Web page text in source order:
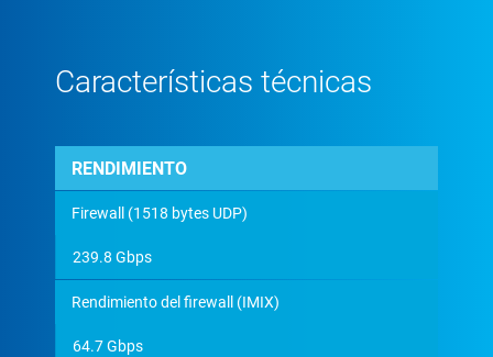
Características técnicas
RENDIMIENTO
Firewall (1518 bytes UDP)
239.8 Gbps
Rendimiento del firewall (IMIX)
64.7 Gbps